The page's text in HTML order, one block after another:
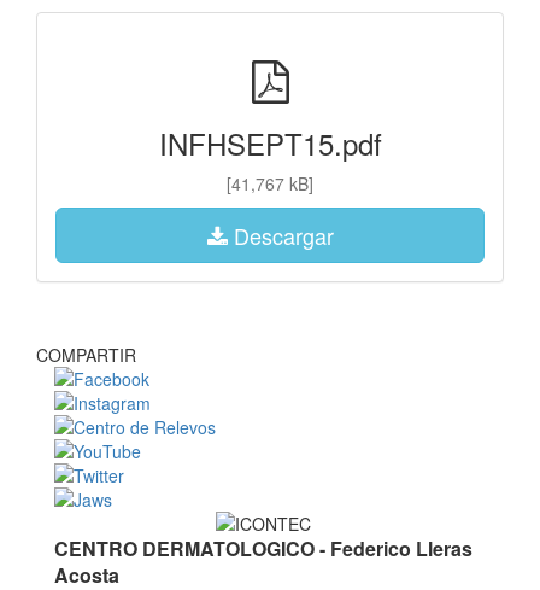
INFHSEPT15.pdf
[41,767 kB]
Descargar
COMPARTIR
CENTRO DERMATOLOGICO - Federico Lleras
Acosta